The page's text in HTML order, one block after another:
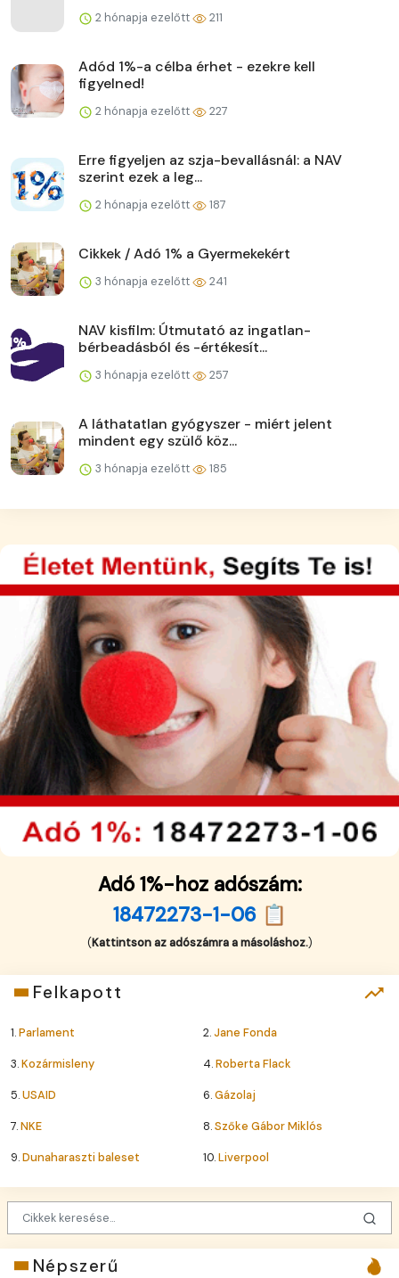
2 hónapja ezelőtt 211
Adód 1%-a célba érhet - ezekre kell
figyelned!
2 hónapja ezelőtt 227
Erre figyeljen az szja-bevallásnál: a NAV
szerint ezek a leg...
2 hónapja ezelőtt 187
Cikkek / Adó 1% a Gyermekekért
3 hónapja ezelőtt 241
NAV kisfilm: Útmutató az ingatlan-
bérbeadásból és -értékesít...
3 hónapja ezelőtt 257
A láthatatlan gyógyszer - miért jelent
mindent egy szülő köz...
3 hónapja ezelőtt 185
Adó 1%-hoz adószám:
18472273-1-06 📋
(Kattintson az adószámra a másoláshoz.)
Felkapott
1.Parlament 2.Jane Fonda
3.Kozármisleny 4.Roberta Flack
5.USAID 6.Gázolaj
7.NKE 8.Szőke Gábor Miklós
9.Dunaharaszti baleset 10.Liverpool
Népszerű